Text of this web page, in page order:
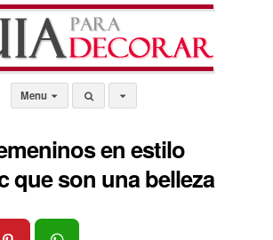
Menu
en estilo
que son una belleza